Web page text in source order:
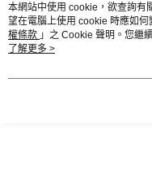
本網站中使用 cookie，欲查詢有
望在電腦上使用 cookie 時應如
權條款 」之 Cookie 聲明。您繼
用條款之 Cookie 聲明使用 cookie
了解更多 >